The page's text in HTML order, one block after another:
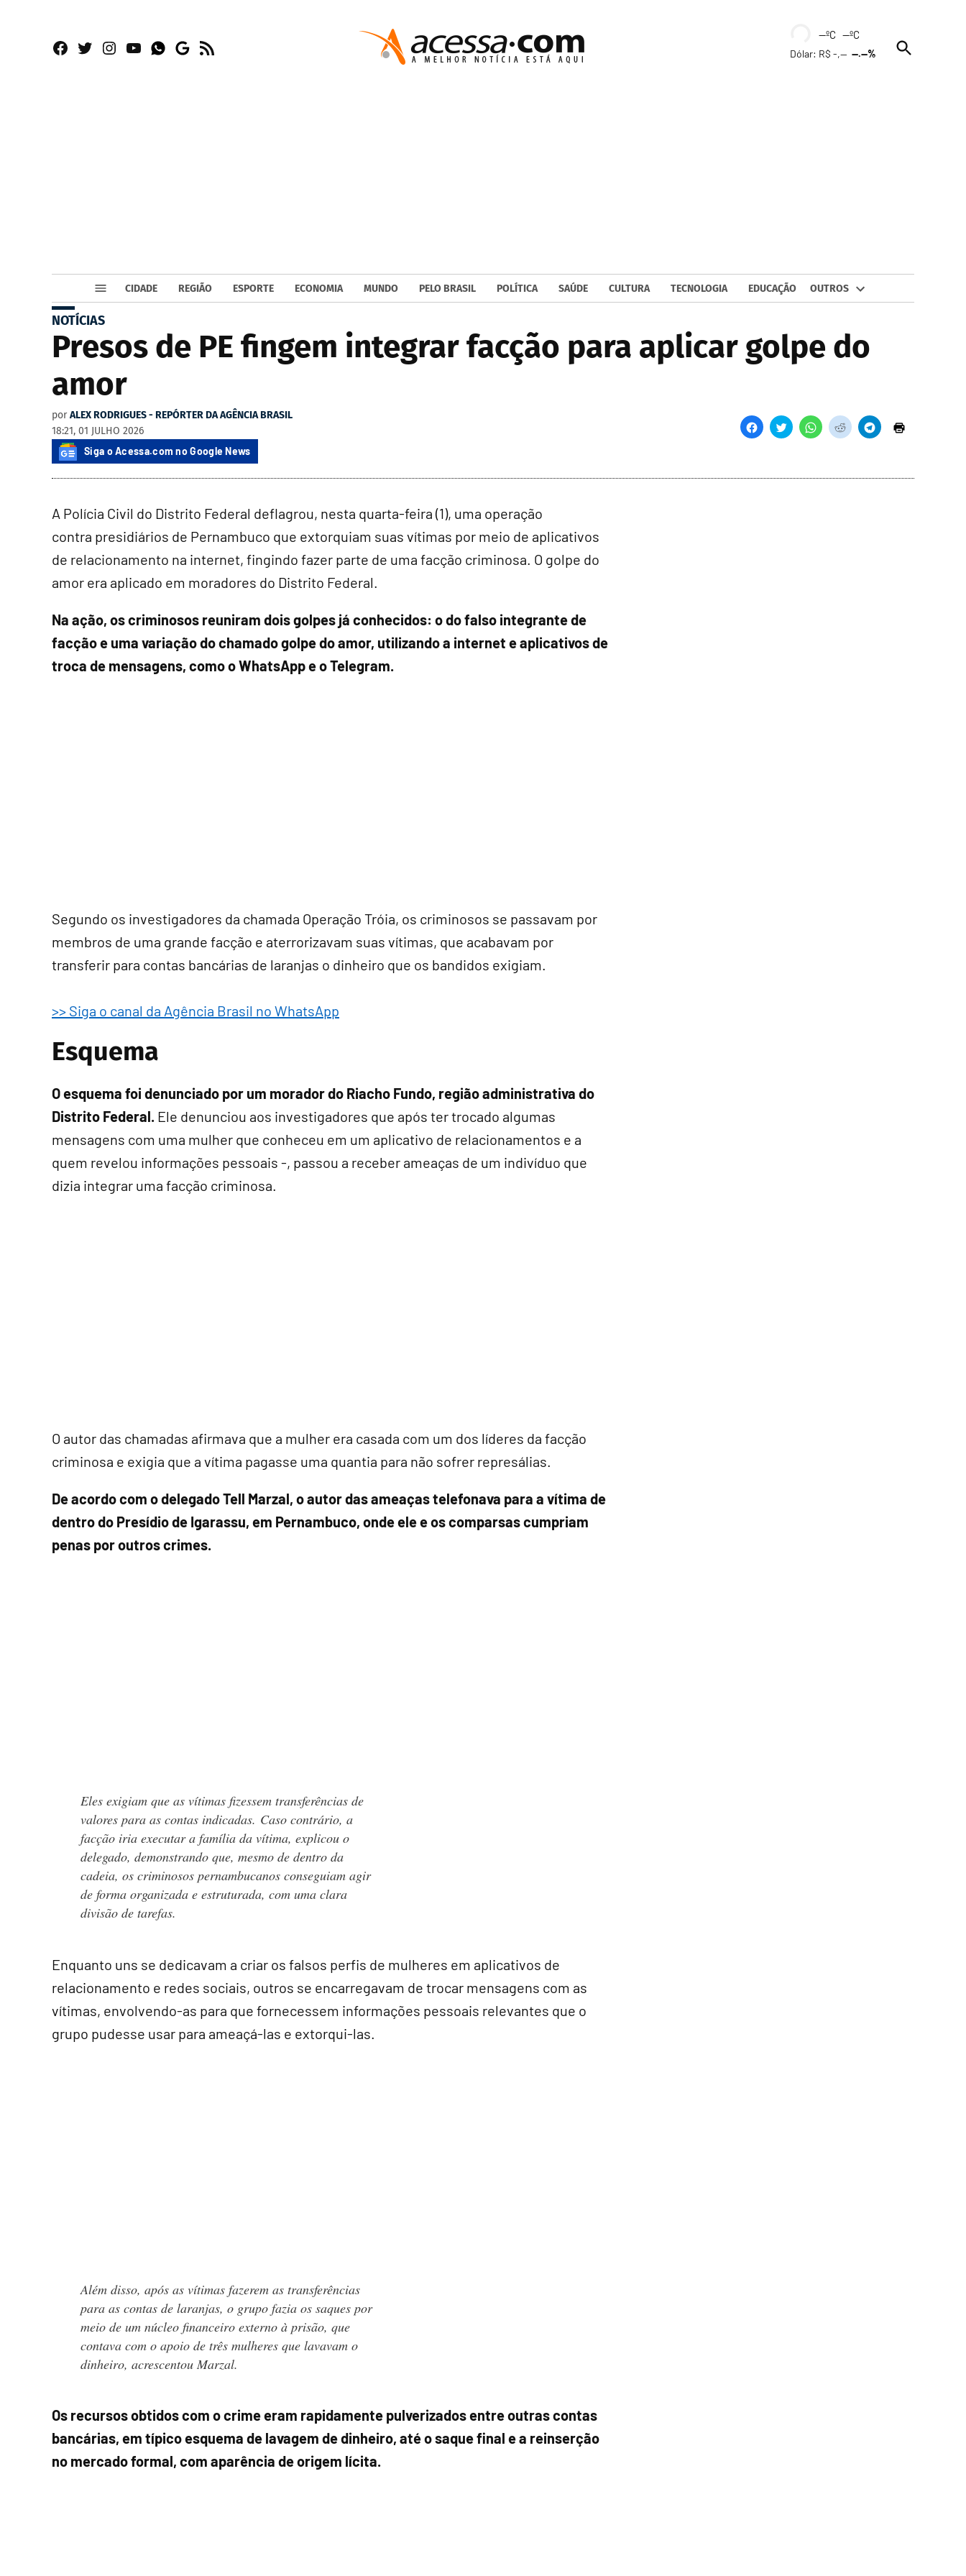
Facebook
TwitterInstagram
YouTubeWhatsapp
Google
RSS
--ºC --ºC
Dólar: R$ -,----.--%
Open
Search
CIDADE REGIÃO ESPORTE ECONOMIA MUNDO PELO BRASIL POLÍTICA SAÚDE CULTURA TECNOLOGIA EDUCAÇÃO OUTROS
NOTÍCIAS
Presos de PE fingem integrar facção para aplicar golpe do
amor
por ALEX RODRIGUES - REPÓRTER DA AGÊNCIA BRASIL
18:21, 01 JULHO 2026
Siga o Acessa.com no Google News
A Polícia Civil do Distrito Federal deflagrou, nesta quarta-feira (1), uma operação
contra presidiários de Pernambuco que extorquiam suas vítimas por meio de aplicativos
de relacionamento na internet, fingindo fazer parte de uma facção criminosa. O golpe do
amor era aplicado em moradores do Distrito Federal.
Na ação, os criminosos reuniram dois golpes já conhecidos: o do falso integrante de
facção e uma variação do chamado golpe do amor, utilizando a internet e aplicativos de
troca de mensagens, como o WhatsApp e o Telegram.
Segundo os investigadores da chamada Operação Tróia, os criminosos se passavam por
membros de uma grande facção e aterrorizavam suas vítimas, que acabavam por
transferir para contas bancárias de laranjas o dinheiro que os bandidos exigiam.
>> Siga o canal da Agência Brasil no WhatsApp
Esquema
O esquema foi denunciado por um morador do Riacho Fundo, região administrativa do
Distrito Federal. Ele denunciou aos investigadores que após ter trocado algumas
mensagens com uma mulher que conheceu em um aplicativo de relacionamentos e a
quem revelou informações pessoais -, passou a receber ameaças de um indivíduo que
dizia integrar uma facção criminosa.
O autor das chamadas afirmava que a mulher era casada com um dos líderes da facção
criminosa e exigia que a vítima pagasse uma quantia para não sofrer represálias.
De acordo com o delegado Tell Marzal, o autor das ameaças telefonava para a vítima de
dentro do Presídio de Igarassu, em Pernambuco, onde ele e os comparsas cumpriam
penas por outros crimes.
Eles exigiam que as vítimas fizessem transferências de
valores para as contas indicadas. Caso contrário, a
facção iria executar a família da vítima, explicou o
delegado, demonstrando que, mesmo de dentro da
cadeia, os criminosos pernambucanos conseguiam agir
de forma organizada e estruturada, com uma clara
divisão de tarefas.
Enquanto uns se dedicavam a criar os falsos perfis de mulheres em aplicativos de
relacionamento e redes sociais, outros se encarregavam de trocar mensagens com as
vítimas, envolvendo-as para que fornecessem informações pessoais relevantes que o
grupo pudesse usar para ameaçá-las e extorqui-las.
Além disso, após as vítimas fazerem as transferências
para as contas de laranjas, o grupo fazia os saques por
meio de um núcleo financeiro externo à prisão, que
contava com o apoio de três mulheres que lavavam o
dinheiro, acrescentou Marzal.
Os recursos obtidos com o crime eram rapidamente pulverizados entre outras contas
bancárias, em típico esquema de lavagem de dinheiro, até o saque final e a reinserção
no mercado formal, com aparência de origem lícita.